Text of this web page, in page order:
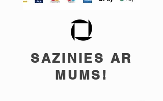
SAZINIES AR
MUMS!